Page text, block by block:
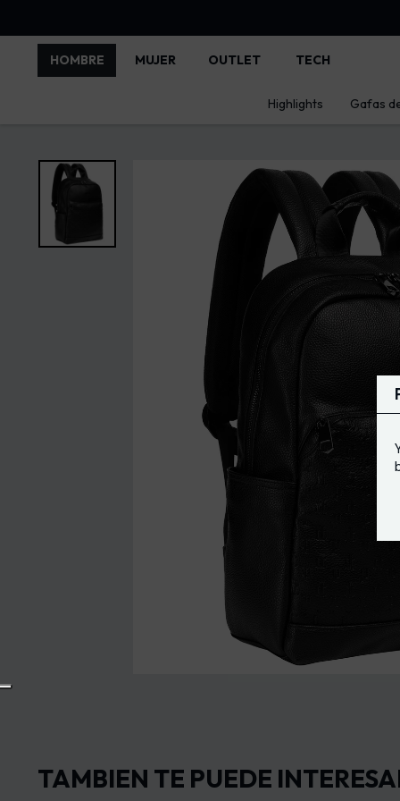
HOMBRE MUJER OUTLET TECH
Highlights Gafas
TAMBIEN TE PUEDE